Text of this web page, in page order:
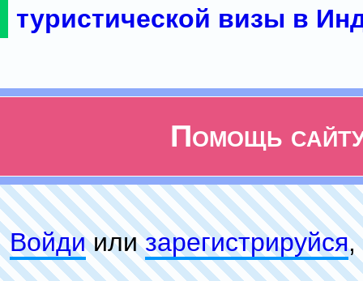
туристической визы в
Помощь
Войдиилизарeгиcтpируйся,